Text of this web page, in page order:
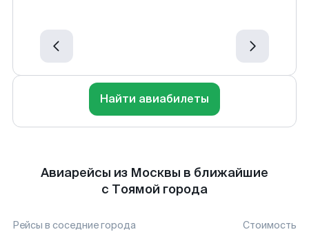
Найти авиабилеты
Авиарейсы из Москвы в ближайшие
с Тоямой города
Рейсы в соседние города Стоимость